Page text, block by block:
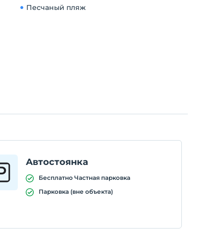
Песчаный пляж
Автостоянка
Бесплатно Частная парковка
Парковка (вне объекта)